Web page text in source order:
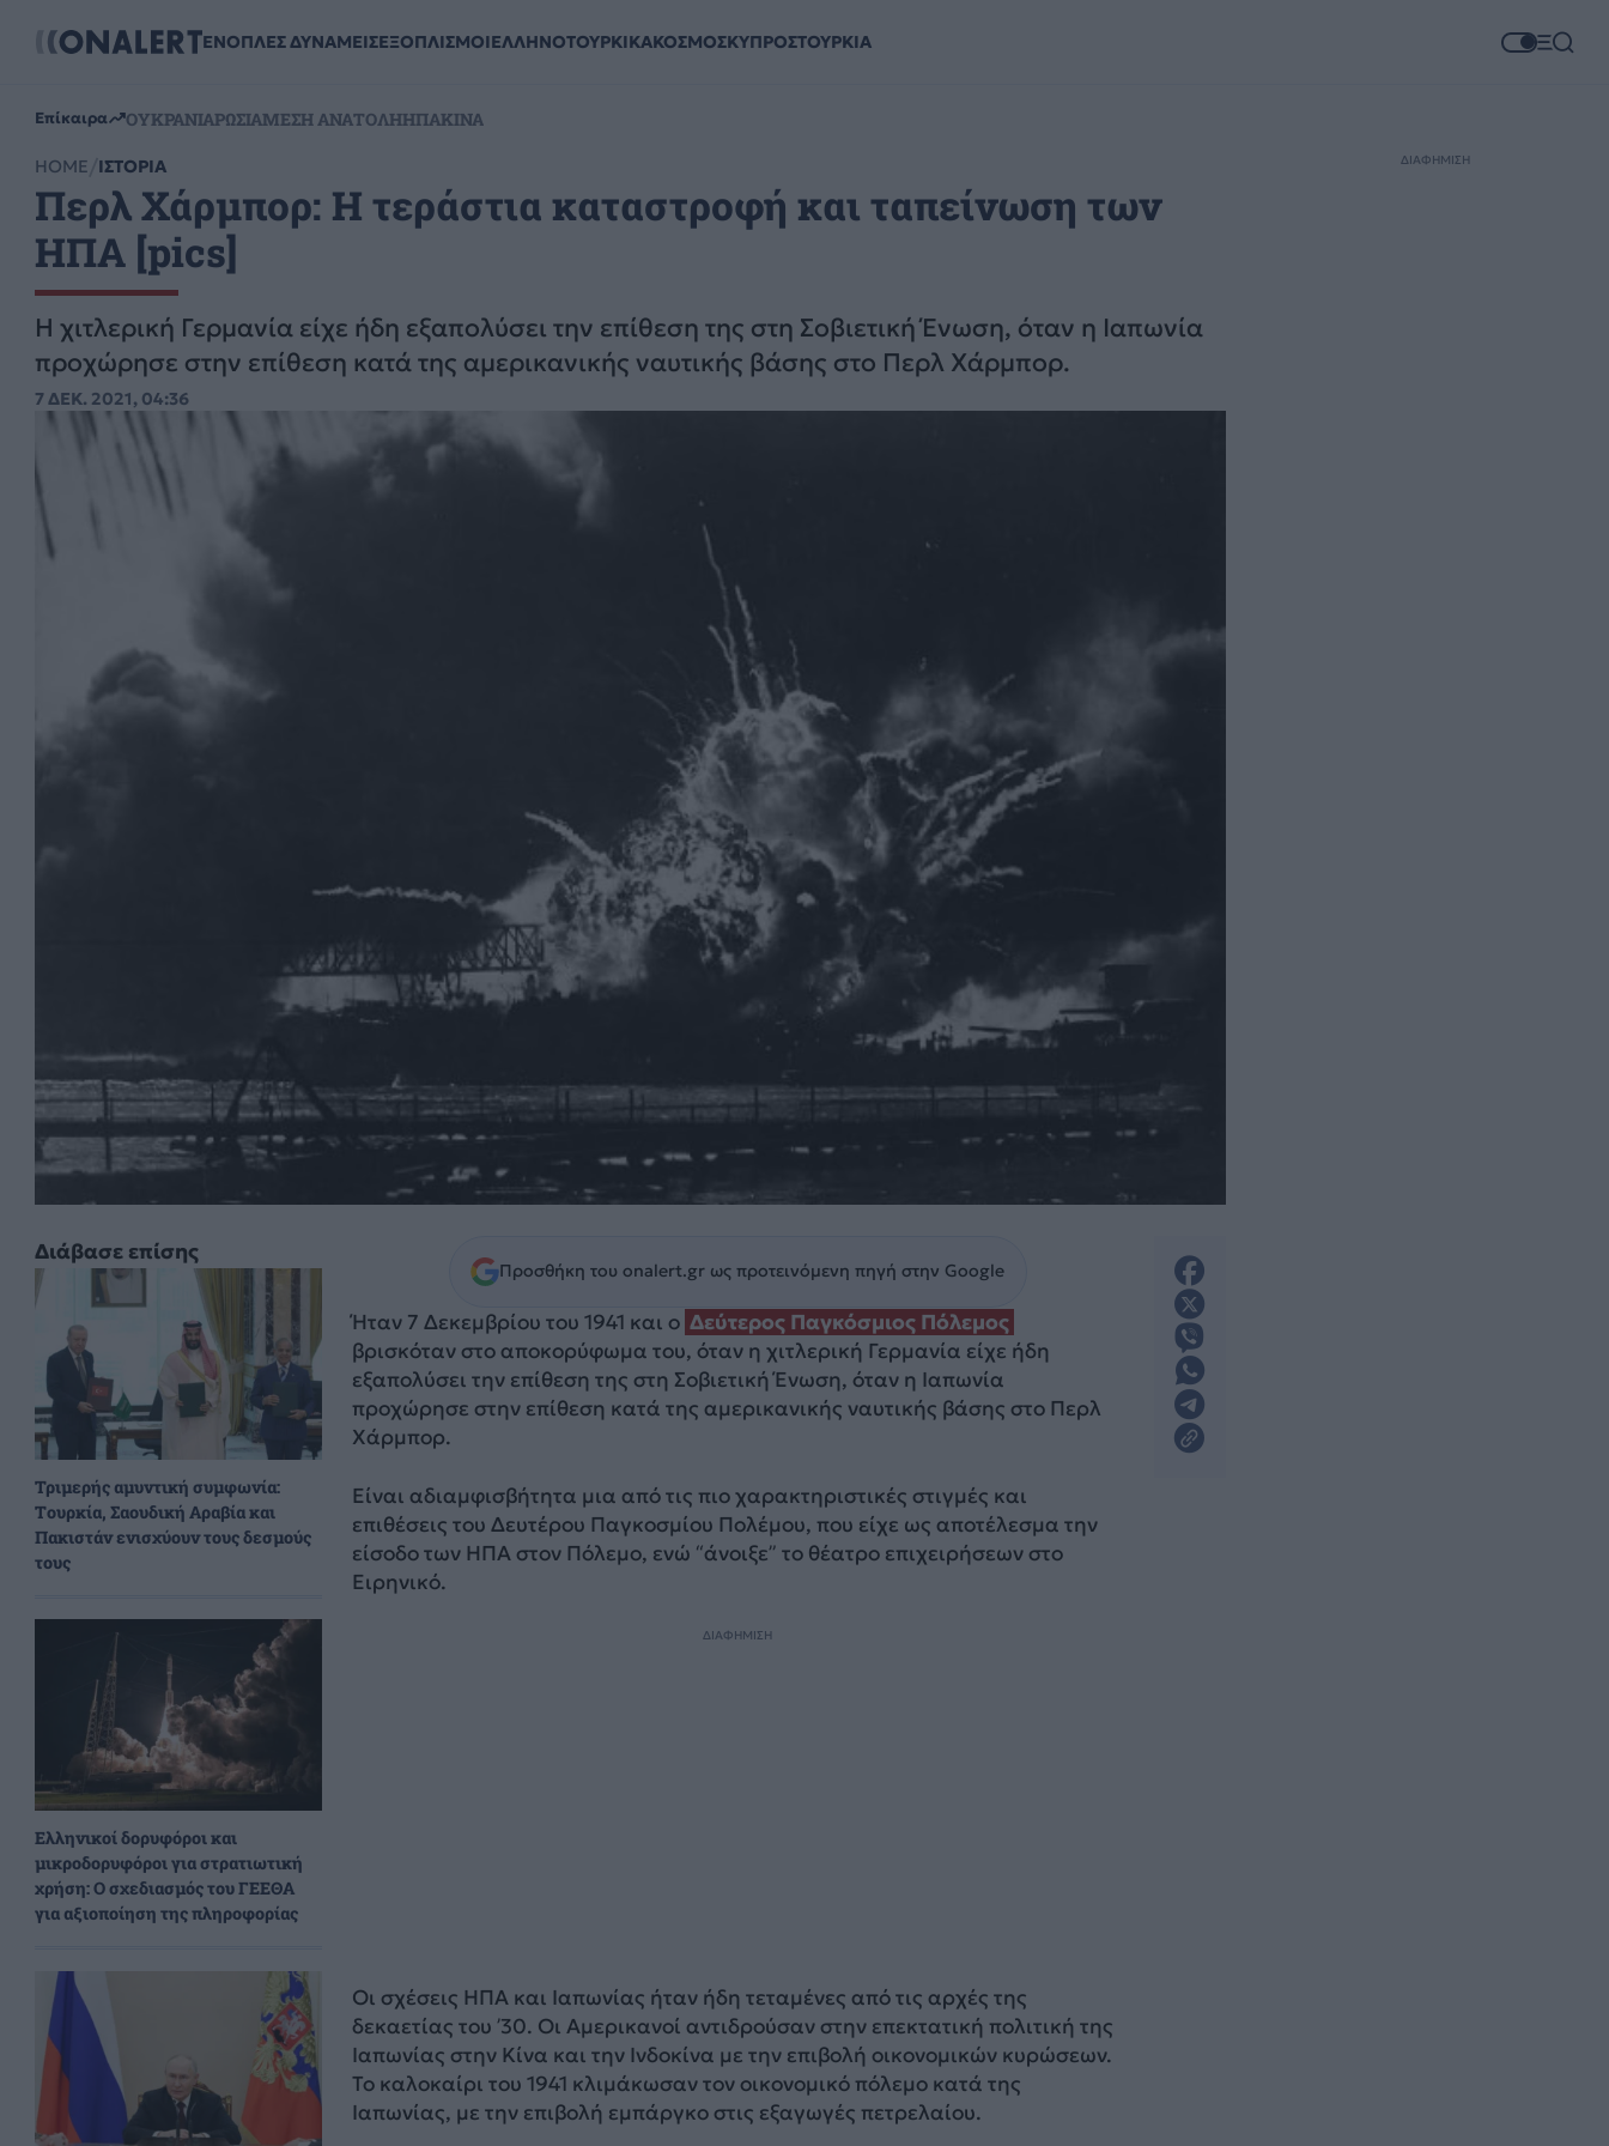
ΕΝΟΠΛΕΣ ΔΥΝΑΜΕΙΣΕΞΟΠΛΙΣΜΟΙΕΛΛΗΝΟΤΟΥΡΚΙΚΑΚΟΣΜΟΣΚΥΠΡΟΣΤΟΥΡΚΙΑ
Επίκαιρα ΟΥΚΡΑΝΙΑΡΩΣΙΑΜΕΣΗ ΑΝΑΤΟΛΗΗΠΑΚΙΝΑ
HOME ΙΣΤΟΡΙΑ
Περλ Χάρμπορ: Η τεράστια καταστροφή και ταπείνωση των
ΗΠΑ [pics]
H χιτλερική Γερμανία είχε ήδη εξαπολύσει την επίθεση της στη Σοβιετική Ένωση, όταν η Ιαπωνία
προχώρησε στην επίθεση κατά της αμερικανικής ναυτικής βάσης στο Περλ Χάρμπορ.
7 ΔΕΚ. 2021, 04:36
Διάβασε επίσης
Τριμερής αμυντική συμφωνία:
Τουρκία, Σαουδική Αραβία και
Πακιστάν ενισχύουν τους δεσμούς
τους
Ελληνικοί δορυφόροι και
μικροδορυφόροι για στρατιωτική
χρήση: Ο σχεδιασμός του ΓΕΕΘΑ
για αξιοποίηση της πληροφορίας
Προσθήκη του onalert.gr ως προτεινόμενη πηγή στην Google
Ήταν 7 Δεκεμβρίου του 1941 και ο Δεύτερος Παγκόσμιος Πόλεμος
βρισκόταν στο αποκορύφωμα του, όταν η χιτλερική Γερμανία είχε ήδη
εξαπολύσει την επίθεση της στη Σοβιετική Ένωση, όταν η Ιαπωνία
προχώρησε στην επίθεση κατά της αμερικανικής ναυτικής βάσης στο Περλ
Χάρμπορ.
Είναι αδιαμφισβήτητα μια από τις πιο χαρακτηριστικές στιγμές και
επιθέσεις του Δευτέρου Παγκοσμίου Πολέμου, που είχε ως αποτέλεσμα την
είσοδο των ΗΠΑ στον Πόλεμο, ενώ “άνοιξε” το θέατρο επιχειρήσεων στο
Ειρηνικό.
ΔΙΑΦΗΜΙΣΗ
Οι σχέσεις ΗΠΑ και Ιαπωνίας ήταν ήδη τεταμένες από τις αρχές της
δεκαετίας του ’30. Οι Αμερικανοί αντιδρούσαν στην επεκτατική πολιτική της
Ιαπωνίας στην Κίνα και την Ινδοκίνα με την επιβολή οικονομικών κυρώσεων.
Το καλοκαίρι του 1941 κλιμάκωσαν τον οικονομικό πόλεμο κατά της
Ιαπωνίας, με την επιβολή εμπάργκο στις εξαγωγές πετρελαίου.
ΔΙΑΦΗΜΙΣΗ